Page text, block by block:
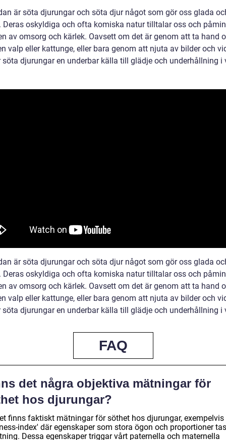
är söta djurungar och söta djur något som gör oss glada
Deras oskyldiga och ofta komiska natur tilltalar oss och
av omsorg och kärlek. Oavsett om det är genom att ta hand
valp eller kattunge, eller bara genom att njuta av bilder och
söta djurungar en underbar källa till glädje och underhållning i
är söta djurungar och söta djur något som gör oss glada
Deras oskyldiga och ofta komiska natur tilltalar oss och
av omsorg och kärlek. Oavsett om det är genom att ta hand
valp eller kattunge, eller bara genom att njuta av bilder och
söta djurungar en underbar källa till glädje och underhållning i
FAQ
det några objektiva mätningar för
hos djurungar?
finns faktiskt mätningar för söthet hos djurungar, exempelvis
index' där egenskaper som stora ögon och proportioner
Dessa egenskaper triggar vårt paternella och maternella